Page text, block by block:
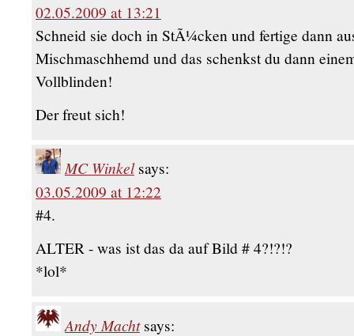
02.05.2009 at 13:21
Schneid sie doch in StÃ¼cken und fertige dann
Mischmaschhemd und das schenkst du dann
Vollblinden!
Der freut sich!
MC Winkel says:
03.05.2009 at 12:22
#4.
ALTER - was ist das da auf Bild # 4?!?!?
*lol*
Andy Macht says: